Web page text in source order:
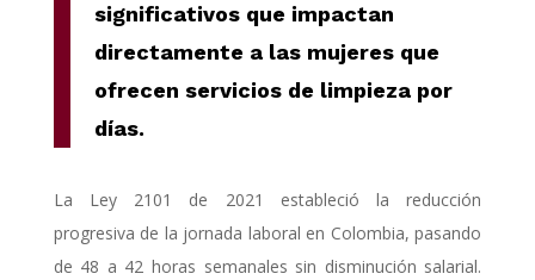
significativos que impactan
directamente a las mujeres que
ofrecen servicios de limpieza por
días.
La Ley 2101 de 2021 estableció la reducción
progresiva de la jornada laboral en Colombia, pasando
de 48 a 42 horas semanales sin disminución salarial.